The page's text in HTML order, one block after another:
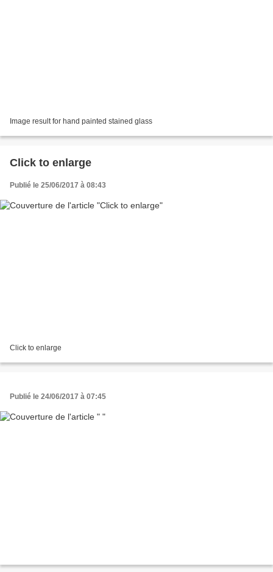
Image result for hand painted stained glass
Click to enlarge
Publié le 25/06/2017 à 08:43
Click to enlarge
Publié le 24/06/2017 à 07:45